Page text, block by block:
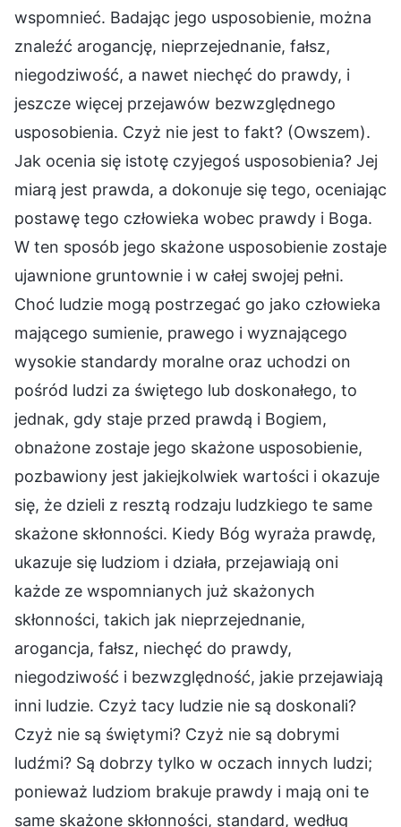
wspomnieć. Badając jego usposobienie, można
znaleźć arogancję, nieprzejednanie, fałsz,
niegodziwość, a nawet niechęć do prawdy, i
jeszcze więcej przejawów bezwzględnego
usposobienia. Czyż nie jest to fakt? (Owszem).
Jak ocenia się istotę czyjegoś usposobienia? Jej
miarą jest prawda, a dokonuje się tego, oceniając
postawę tego człowieka wobec prawdy i Boga.
W ten sposób jego skażone usposobienie zostaje
ujawnione gruntownie i w całej swojej pełni.
Choć ludzie mogą postrzegać go jako człowieka
mającego sumienie, prawego i wyznającego
wysokie standardy moralne oraz uchodzi on
pośród ludzi za świętego lub doskonałego, to
jednak, gdy staje przed prawdą i Bogiem,
obnażone zostaje jego skażone usposobienie,
pozbawiony jest jakiejkolwiek wartości i okazuje
się, że dzieli z resztą rodzaju ludzkiego te same
skażone skłonności. Kiedy Bóg wyraża prawdę,
ukazuje się ludziom i działa, przejawiają oni
każde ze wspomnianych już skażonych
skłonności, takich jak nieprzejednanie,
arogancja, fałsz, niechęć do prawdy,
niegodziwość i bezwzględność, jakie przejawiają
inni ludzie. Czyż tacy ludzie nie są doskonali?
Czyż nie są świętymi? Czyż nie są dobrymi
ludźmi? Są dobrzy tylko w oczach innych ludzi;
ponieważ ludziom brakuje prawdy i mają oni te
same skażone skłonności, standard, według